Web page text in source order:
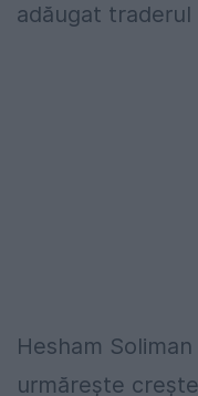
adăugat traderul
Hesham
urmărește